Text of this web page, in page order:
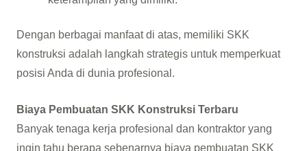
Dengan berbagai manfaat di atas, memiliki SKK
konstruksi adalah langkah strategis untuk memperkuat
posisi Anda di dunia profesional.
Biaya Pembuatan SKK Konstruksi Terbaru
Banyak tenaga kerja profesional dan kontraktor yang
ingin tahu berapa sebenarnya biaya pembuatan SKK